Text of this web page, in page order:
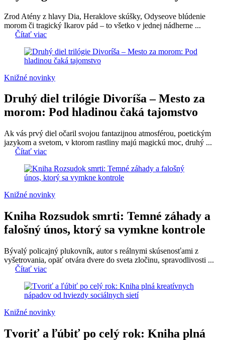
Zrod Atény z hlavy Dia, Heraklove skúšky, Odyseove blúdenie
morom či tragický Ikarov pád – to všetko v jednej nádherne ...
Čítať viac
Knižné novinky
Druhý diel trilógie Divoríša – Mesto za
morom: Pod hladinou čaká tajomstvo
Ak vás prvý diel očaril svojou fantazijnou atmosférou, poetickým
jazykom a svetom, v ktorom rastliny majú magickú moc, druhý ...
Čítať viac
Knižné novinky
Kniha Rozsudok smrti: Temné záhady a
falošný únos, ktorý sa vymkne kontrole
Bývalý policajný plukovník, autor s reálnymi skúsenosťami z
vyšetrovania, opäť otvára dvere do sveta zločinu, spravodlivosti ...
Čítať viac
Knižné novinky
Tvoriť a ľúbiť po celý rok: Kniha plná